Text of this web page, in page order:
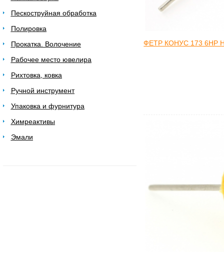
Пескоструйная обработка
Полировка
Прокатка. Волочение
Рабочее место ювелира
Рихтовка, ковка
Ручной инструмент
Упаковка и фурнитура
Химреактивы
Эмали
ФЕТР КОНУС 173 6HP